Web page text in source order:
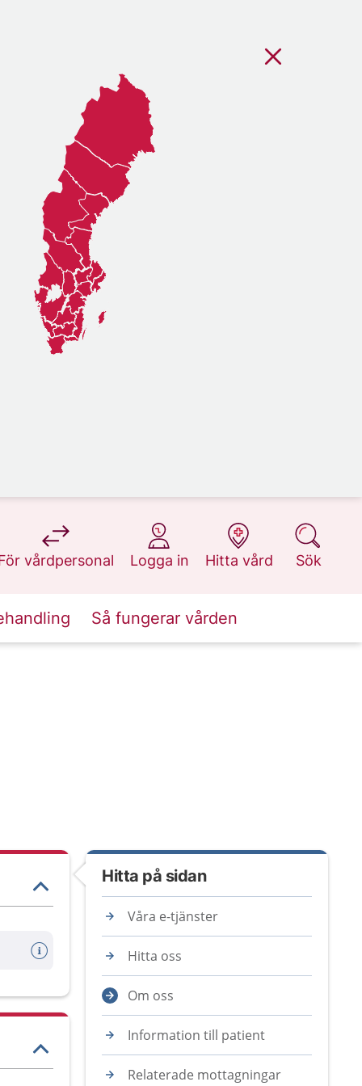
vårdpersonal
på 1177.se
Logga in
på 1177.se
Hitta vård
på 1177.se
Sök
på 1177.se
Så fungerar vården
Hitta på sidan
Våra e-tjänster
Hitta oss
Om oss
Information till patient
Relaterade mottagningar